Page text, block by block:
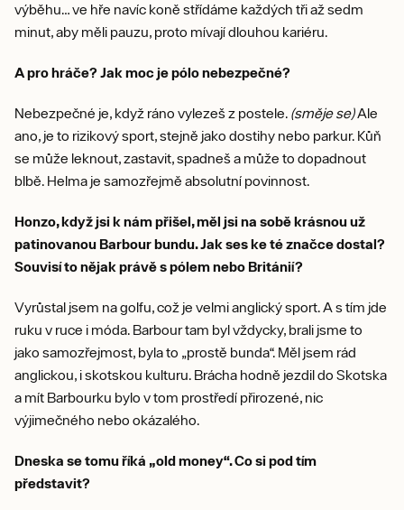
výběhu… ve hře navíc koně střídáme každých tři až sedm
minut, aby měli pauzu, proto mívají dlouhou kariéru.
A pro hráče? Jak moc je pólo nebezpečné?
Nebezpečné je, když ráno vylezeš z postele. (směje se)Ale
ano, je to rizikový sport, stejně jako dostihy nebo parkur. Kůň
se může leknout, zastavit, spadneš a může to dopadnout
blbě. Helma je samozřejmě absolutní povinnost.
Honzo, když jsi k nám přišel, měl jsi na sobě krásnou už
patinovanou Barbour bundu. Jak ses ke té značce dostal?
Souvisí to nějak právě s pólem nebo Británií?
Vyrůstal jsem na golfu, což je velmi anglický sport. A s tím jde
ruku v ruce i móda. Barbour tam byl vždycky, brali jsme to
jako samozřejmost, byla to „prostě bunda“. Měl jsem rád
anglickou, i skotskou kulturu. Brácha hodně jezdil do Skotska
a mít Barbourku bylo v tom prostředí přirozené, nic
výjimečného nebo okázalého.
Dneska se tomu říká „old money“. Co si pod tím
představit?